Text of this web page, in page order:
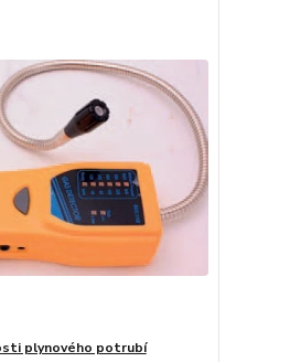
plynového potrubí